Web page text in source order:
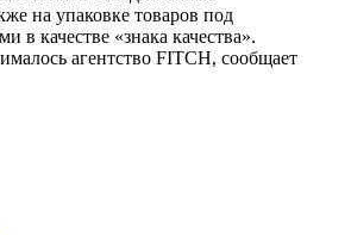
на упаковке товаров под
в качестве «знака качества».
агентство FITCH, сообщает